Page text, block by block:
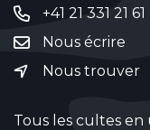
+41 21 331 21 61
Nous écrire
Nous trouver
Tous les cultes en